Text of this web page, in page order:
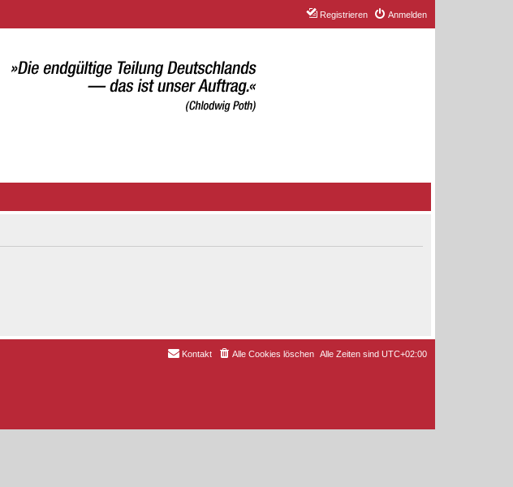
Anmelden
Registrieren
Alle Zeiten sind UTC+02:00
Alle Cookies löschen
Kontakt